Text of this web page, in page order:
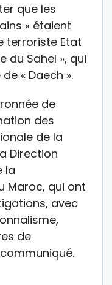
que les
« étaient
terroriste Etat
du Sahel », qui
« Daech ».
de
des
de la
Direction
la
Maroc, qui ont
avec
de